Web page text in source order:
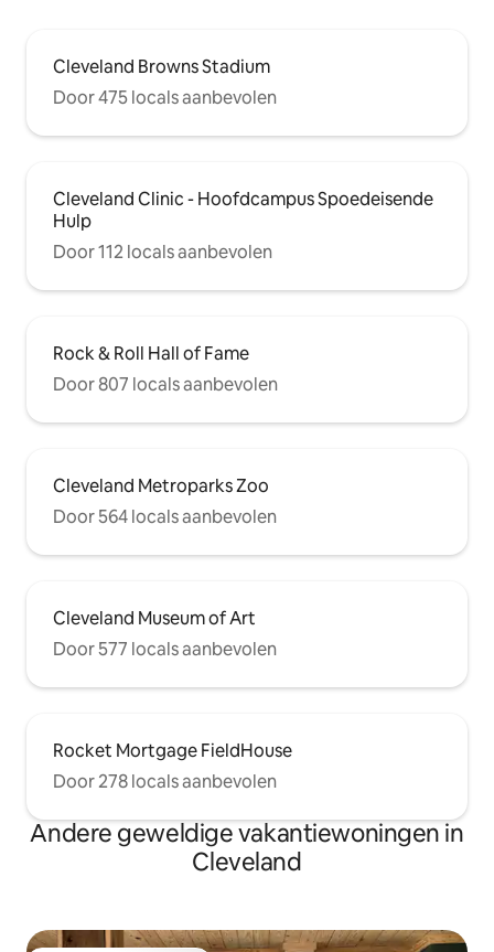
Cleveland Browns Stadium
Door 475 locals aanbevolen
Cleveland Clinic - Hoofdcampus Spoedeisende
Hulp
Door 112 locals aanbevolen
Rock & Roll Hall of Fame
Door 807 locals aanbevolen
Cleveland Metroparks Zoo
Door 564 locals aanbevolen
Cleveland Museum of Art
Door 577 locals aanbevolen
Rocket Mortgage FieldHouse
Door 278 locals aanbevolen
Andere geweldige vakantiewoningen in
Cleveland